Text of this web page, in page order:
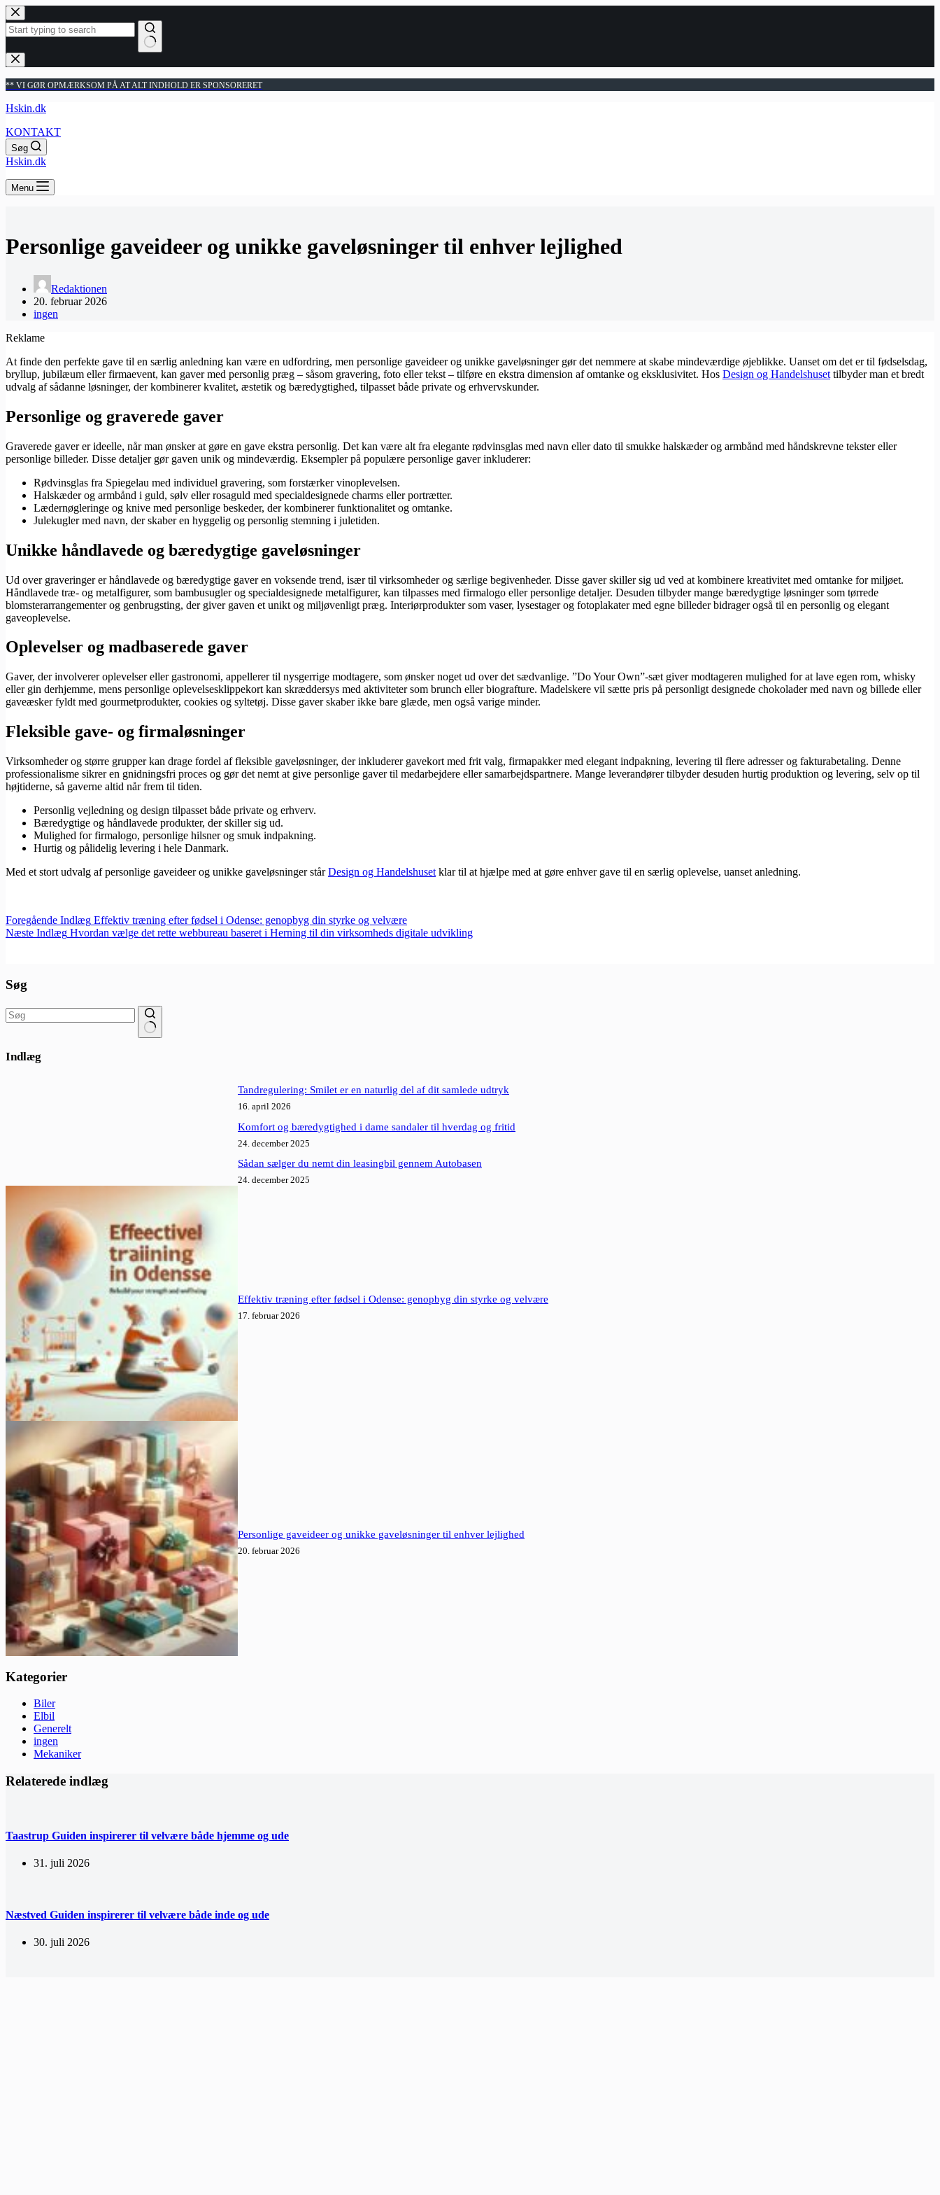
Fortsæt
til
indhold
Ingen
resultater
** VI GØR OPMÆRKSOM PÅ AT ALT INDHOLD ER SPONSORERET
Hskin.dk
KONTAKT
Søg
Hskin.dk
Menu
Personlige gaveideer og unikke gaveløsninger til enhver lejlighed
Redaktionen
20. februar 2026
ingen
Reklame
At finde den perfekte gave til en særlig anledning kan være en udfordring, men personlige gaveideer og unikke gaveløsninger gør det nemmere at skabe mindeværdige øjeblikke. Uanset om det er til fødselsdag,
bryllup, jubilæum eller firmaevent, kan gaver med personlig præg – såsom gravering, foto eller tekst – tilføre en ekstra dimension af omtanke og eksklusivitet. Hos Design og Handelshuset tilbyder man et bredt
udvalg af sådanne løsninger, der kombinerer kvalitet, æstetik og bæredygtighed, tilpasset både private og erhvervskunder.
Personlige og graverede gaver
Graverede gaver er ideelle, når man ønsker at gøre en gave ekstra personlig. Det kan være alt fra elegante rødvinsglas med navn eller dato til smukke halskæder og armbånd med håndskrevne tekster eller
personlige billeder. Disse detaljer gør gaven unik og mindeværdig. Eksempler på populære personlige gaver inkluderer:
Rødvinsglas fra Spiegelau med individuel gravering, som forstærker vinoplevelsen.
Halskæder og armbånd i guld, sølv eller rosaguld med specialdesignede charms eller portrætter.
Lædernøgleringe og knive med personlige beskeder, der kombinerer funktionalitet og omtanke.
Julekugler med navn, der skaber en hyggelig og personlig stemning i juletiden.
Unikke håndlavede og bæredygtige gaveløsninger
Ud over graveringer er håndlavede og bæredygtige gaver en voksende trend, især til virksomheder og særlige begivenheder. Disse gaver skiller sig ud ved at kombinere kreativitet med omtanke for miljøet.
Håndlavede træ- og metalfigurer, som bambusugler og specialdesignede metalfigurer, kan tilpasses med firmalogo eller personlige detaljer. Desuden tilbyder mange bæredygtige løsninger som tørrede
blomsterarrangementer og genbrugsting, der giver gaven et unikt og miljøvenligt præg. Interiørprodukter som vaser, lysestager og fotoplakater med egne billeder bidrager også til en personlig og elegant
gaveoplevelse.
Oplevelser og madbaserede gaver
Gaver, der involverer oplevelser eller gastronomi, appellerer til nysgerrige modtagere, som ønsker noget ud over det sædvanlige. ”Do Your Own”-sæt giver modtageren mulighed for at lave egen rom, whisky
eller gin derhjemme, mens personlige oplevelsesklippekort kan skræddersys med aktiviteter som brunch eller biografture. Madelskere vil sætte pris på personligt designede chokolader med navn og billede eller
gaveæsker fyldt med gourmetprodukter, cookies og syltetøj. Disse gaver skaber ikke bare glæde, men også varige minder.
Fleksible gave- og firmaløsninger
Virksomheder og større grupper kan drage fordel af fleksible gaveløsninger, der inkluderer gavekort med frit valg, firmapakker med elegant indpakning, levering til flere adresser og fakturabetaling. Denne
professionalisme sikrer en gnidningsfri proces og gør det nemt at give personlige gaver til medarbejdere eller samarbejdspartnere. Mange leverandører tilbyder desuden hurtig produktion og levering, selv op til
højtiderne, så gaverne altid når frem til tiden.
Personlig vejledning og design tilpasset både private og erhverv.
Bæredygtige og håndlavede produkter, der skiller sig ud.
Mulighed for firmalogo, personlige hilsner og smuk indpakning.
Hurtig og pålidelig levering i hele Danmark.
Med et stort udvalg af personlige gaveideer og unikke gaveløsninger stårDesign og Handelshuset klar til at hjælpe med at gøre enhver gave til en særlig oplevelse, uanset anledning.
Foregående Indlæg Effektiv træning efter fødsel i Odense: genopbyg din styrke og velvære
Næste Indlæg Hvordan vælge det rette webbureau baseret i Herning til din virksomheds digitale udvikling
Søg
resultater
Indlæg
Tandregulering: Smilet er en naturlig del af dit samlede udtryk
16. april 2026
Komfort og bæredygtighed i dame sandaler til hverdag og fritid
24. december 2025
Sådan sælger du nemt din leasingbil gennem Autobasen
24. december 2025
Effektiv træning efter fødsel i Odense: genopbyg din styrke og velvære
17. februar 2026
Personlige gaveideer og unikke gaveløsninger til enhver lejlighed
20. februar 2026
Kategorier
Biler
Elbil
Generelt
ingen
Mekaniker
Relaterede indlæg
Taastrup Guiden inspirerer til velvære både hjemme og ude
31. juli 2026
Næstved Guiden inspirerer til velvære både inde og ude
30. juli 2026